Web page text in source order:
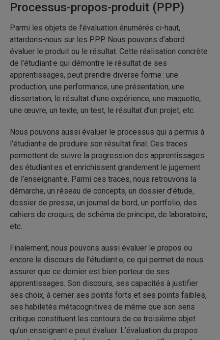
Processus-propos-produit (PPP)
Parmi les objets de l’évaluation énumérés ci-haut,
attardons-nous sur les PPP. Nous pouvons d’abord
évaluer le produit ou le résultat. Cette réalisation concrète
de l’étudiant·e qui démontre le résultat de ses
apprentissages, peut prendre diverse forme : une
production, une performance, une présentation, une
dissertation, le résultat d’une expérience, une maquette,
une œuvre, un texte, un test, le résultat d’un projet, etc.
Nous pouvons aussi évaluer le processus qui a permis à
l’étudiant·e de produire son résultat final. Ces traces
permettent de suivre la progression des apprentissages
des étudiant·es et enrichissent grandement le jugement
de l’enseignant·e. Parmi ces traces, nous retrouvons la
démarche, un réseau de concepts, un dossier d’étude,
dossier de presse, un journal de bord, un portfolio, des
cahiers de croquis, de schéma de principe, de laboratoire,
etc.
Finalement, nous pouvons aussi évaluer le propos ou
encore le discours de l’étudiant·e, ce qui permet de nous
assurer que ce dernier est bien porteur de ses
apprentissages. Son discours, ses capacités à justifier
ses choix, à cerner ses points forts et ses points faibles,
ses habiletés métacognitives de même que son sens
critique constituent les contours de ce troisième objet
qu’un enseignant·e peut évaluer. L’évaluation du propos